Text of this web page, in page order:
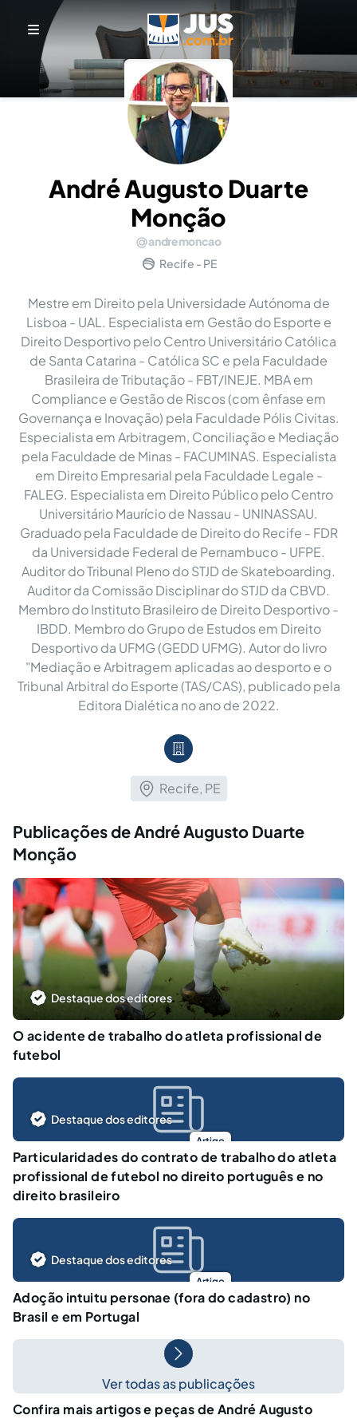
André Augusto Duarte
Monção
andremoncao
Recife - PE
Mestre em Direito pela Universidade Autónoma de
Lisboa - UAL. Especialista em Gestão do Esporte e
Direito Desportivo pelo Centro Universitário Católica
de Santa Catarina - Católica SC e pela Faculdade
Brasileira de Tributação - FBT/INEJE. MBA em
Compliance e Gestão de Riscos (com ênfase em
Governança e Inovação) pela Faculdade Pólis Civitas.
Especialista em Arbitragem, Conciliação e Mediação
pela Faculdade de Minas - FACUMINAS. Especialista
em Direito Empresarial pela Faculdade Legale -
FALEG. Especialista em Direito Público pelo Centro
Universitário Maurício de Nassau - UNINASSAU.
Graduado pela Faculdade de Direito do Recife - FDR
da Universidade Federal de Pernambuco - UFPE.
Auditor do Tribunal Pleno do STJD de Skateboarding.
Auditor da Comissão Disciplinar do STJD da CBVD.
Membro do Instituto Brasileiro de Direito Desportivo -
IBDD. Membro do Grupo de Estudos em Direito
Desportivo da UFMG (GEDD UFMG). Autor do livro
"Mediação e Arbitragem aplicadas ao desporto e o
Tribunal Arbitral do Esporte (TAS/CAS), publicado pela
Editora Dialética no ano de 2022.
Recife, PE
Publicações de André Augusto Duarte
Monção
Destaque dos editores
O acidente de trabalho do atleta profissional de
futebol
Artigo
Destaque dos editores
Particularidades do contrato de trabalho do atleta
profissional de futebol no direito português e no
direito brasileiro
Artigo
Destaque dos editores
Adoção intuitu personae (fora do cadastro) no
Brasil e em Portugal
Ver todas as publicações
Confira mais artigos e peças de André Augusto